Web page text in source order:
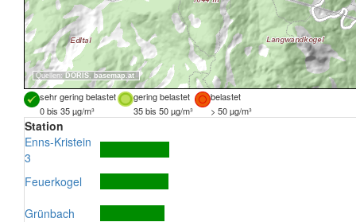
Quellen: DORIS, basemap.at
sehr gering belastet gering belastet
belastet
0 bis 35 µg/m³
35 bis 50 µg/m³ > 50 µg/m³
Station
Enns-Kristein
3
Feuerkogel
Grünbach